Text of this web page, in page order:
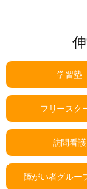
学習塾
フリースク
訪問看護
障がい者グルー